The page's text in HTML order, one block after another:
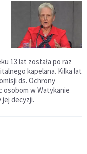
13 lat została po raz
kapelana. Kilka lat
ds. Ochrony
osobom w Watykanie
jej decyzji.